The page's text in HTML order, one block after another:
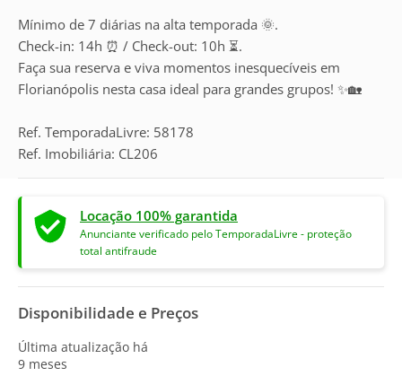
Mínimo de 7 diárias na alta temporada 🌞.
Check-in: 14h ⏰ / Check-out: 10h ⏳.
Faça sua reserva e viva momentos inesquecíveis em
Florianópolis nesta casa ideal para grandes grupos! ✨🏡
Ref. TemporadaLivre: 58178
Ref. Imobiliária: CL206
Locação 100% garantida
Anunciante verificado pelo TemporadaLivre - proteção
total antifraude
Disponibilidade e Preços
Última atualização há
9 meses